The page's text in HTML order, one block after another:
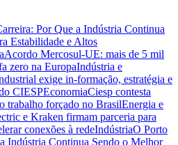
Por Que a Indústria Continua
Estabilidade e Altos
Acordo Mercosul-UE: mais de 5 mil
zero na EuropaIndústria e
exige in-formação, estratégia e
CIESPEconomiaCiesp contesta
trabalho forçado no BrasilEnergia e
e Kraken firmam parceria para
conexões à redeIndústriaO Porto
Indústria Continua Sendo o Melhor